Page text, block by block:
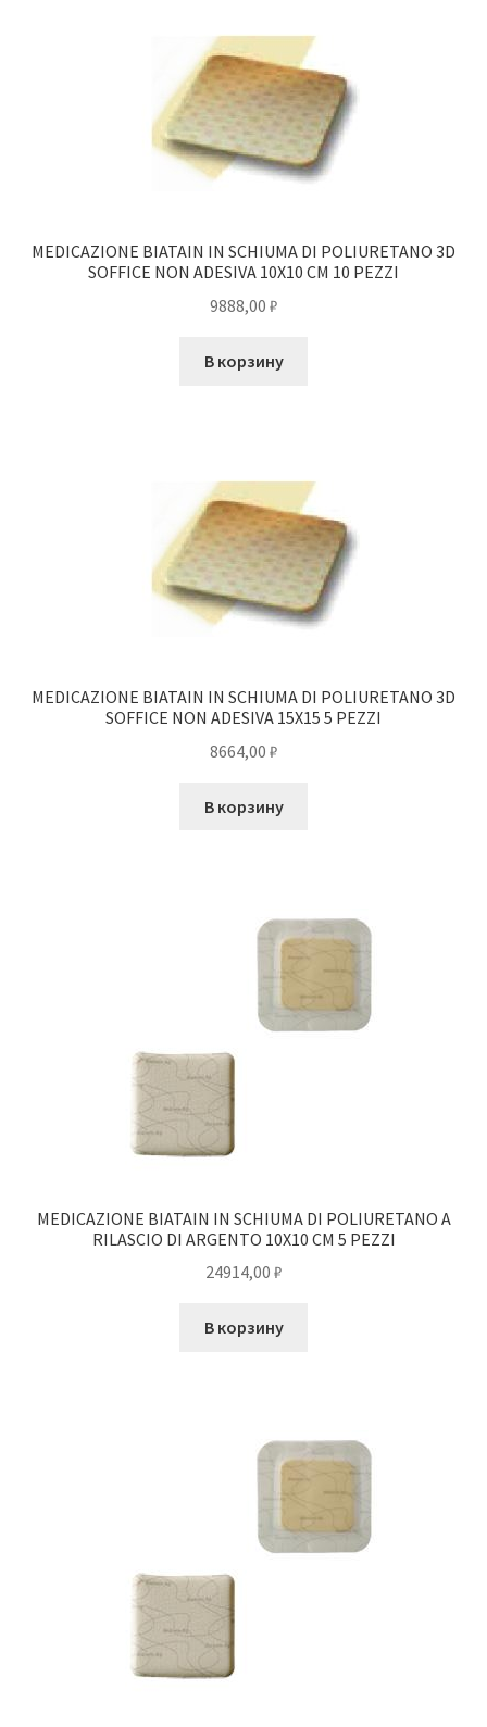
MEDICAZIONE BIATAIN IN SCHIUMA DI POLIURETANO 3D
SOFFICE NON ADESIVA 10X10 CM 10 PEZZI
9888,00 ₽
В корзину
MEDICAZIONE BIATAIN IN SCHIUMA DI POLIURETANO 3D
SOFFICE NON ADESIVA 15X15 5 PEZZI
8664,00 ₽
В корзину
MEDICAZIONE BIATAIN IN SCHIUMA DI POLIURETANO A
RILASCIO DI ARGENTO 10X10 CM 5 PEZZI
24914,00 ₽
В корзину